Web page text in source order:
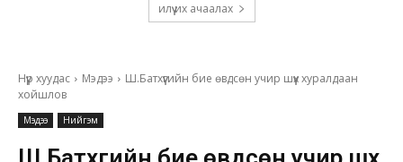
илүү их ачаалах